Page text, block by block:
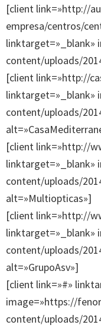
[client link=»http://
empresa/centros/
linktarget=»_blank»
content/uploads/
[client link=»http://
linktarget=»_blank»
content/uploads/
[client link=»http://
linktarget=»_blank»
content/uploads/
alt=»Multiopticas»]
[client link=»http://
linktarget=»_blank»
content/uploads/
alt=»GrupoAsv»]
[client link=»#»
image=»https://
content/uploads/